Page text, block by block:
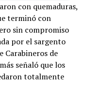
con quemaduras,
terminó con
sin compromiso
por el sargento
Carabineros de
señaló que los
totalmente